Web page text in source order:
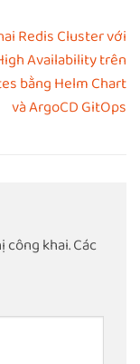
Redis Cluster với
Availability trên
bằng Helm Chart
và ArgoCD GitOps
công khai.Các